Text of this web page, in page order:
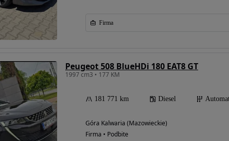
Firma
Peugeot 508 BlueHDi 180 EAT8 GT
1997 cm3 • 177 KM
181 771 km Diesel
Góra Kalwaria (Mazowieckie)
Firma • Podbite